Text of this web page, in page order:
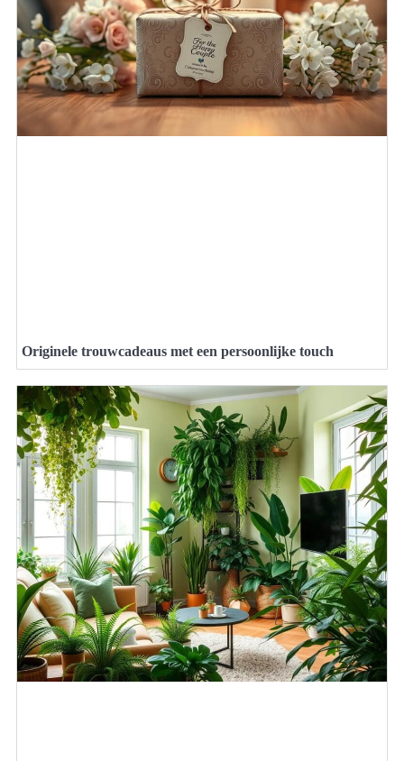
Originele trouwcadeaus met een persoonlijke touch